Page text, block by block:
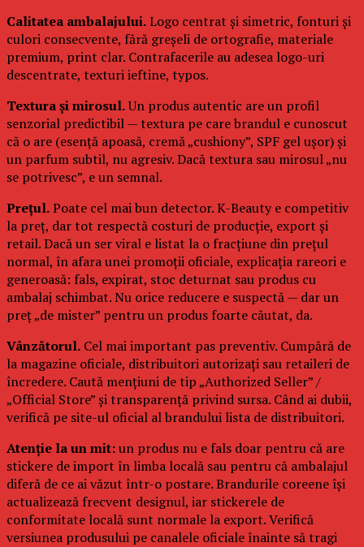
Calitatea ambalajului.Logo centrat și simetric, fonturi și
culori consecvente, fără greșeli de ortografie, materiale
premium, print clar. Contrafacerile au adesea logo-uri
descentrate, texturi ieftine, typos.
Textura și mirosul.Un produs autentic are un profil
senzorial predictibil — textura pe care brandul e cunoscut
că o are (esență apoasă, cremă „cushiony”, SPF gel ușor) și
un parfum subtil, nu agresiv. Dacă textura sau mirosul „nu
se potrivesc”, e un semnal.
Prețul.Poate cel mai bun detector. K-Beauty e competitiv
la preț, dar tot respectă costuri de producție, export și
retail. Dacă un ser viral e listat la o fracțiune din prețul
normal, în afara unei promoții oficiale, explicația rareori e
generoasă: fals, expirat, stoc deturnat sau produs cu
ambalaj schimbat. Nu orice reducere e suspectă — dar un
preț „de mister” pentru un produs foarte căutat, da.
Vânzătorul. Cel mai important pas preventiv. Cumpără de
la magazine oficiale, distribuitori autorizați sau retaileri de
încredere. Caută mențiuni de tip „Authorized Seller” /
„Official Store” și transparență privind sursa. Când ai dubii,
verifică pe site-ul oficial al brandului lista de distribuitori.
Atenție la un mit:un produs nu e fals doar pentru că are
stickere de import în limba locală sau pentru că ambalajul
diferă de ce ai văzut într-o postare. Brandurile coreene își
actualizează frecvent designul, iar stickerele de
conformitate locală sunt normale la export. Verifică
versiunea produsului pe canalele oficiale înainte să tragi